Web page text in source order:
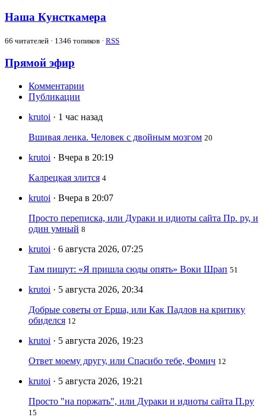
Наша Кунсткамера
66 читателей · 1346 топиков · RSS
Прямой эфир
Комментарии
Публикации
krutoi · 1 час назад
Вшивая ленка. Человек с двойным мозгом 20
krutoi · Вчера в 20:19
Калрецкая злится 4
krutoi · Вчера в 20:07
Просто переписка, или Дураки и идиоты сайта Пр. ру, и
один умный 8
krutoi · 6 августа 2026, 07:25
Там пишут: «Я пришла сюды опять» Воки Шрап 51
krutoi · 5 августа 2026, 20:34
Добрые советы от Ерша, или Как Падлов на критику
обиделся 12
krutoi · 5 августа 2026, 19:23
Ответ моему другу, или Спасибо тебе, Фомич 12
krutoi · 5 августа 2026, 19:21
Просто "на поржать", или Дураки и идиоты сайта П.ру
15